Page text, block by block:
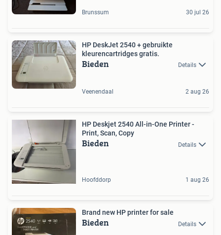
Brunssum 30 jul 26
HP DeskJet 2540 + gebruikte
kleurencartridges gratis.
Bieden Details
Veenendaal 2 aug 26
HP Deskjet 2540 All-in-One Printer -
Print, Scan, Copy
Bieden Details
Hoofddorp 1 aug 26
Brand new HP printer for sale
Bieden Details